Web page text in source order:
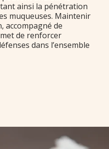
ainsi la pénétration
muqueuses. Maintenir
accompagné de
de renforcer
dans l’ensemble